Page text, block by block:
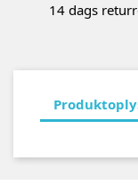
14 dags